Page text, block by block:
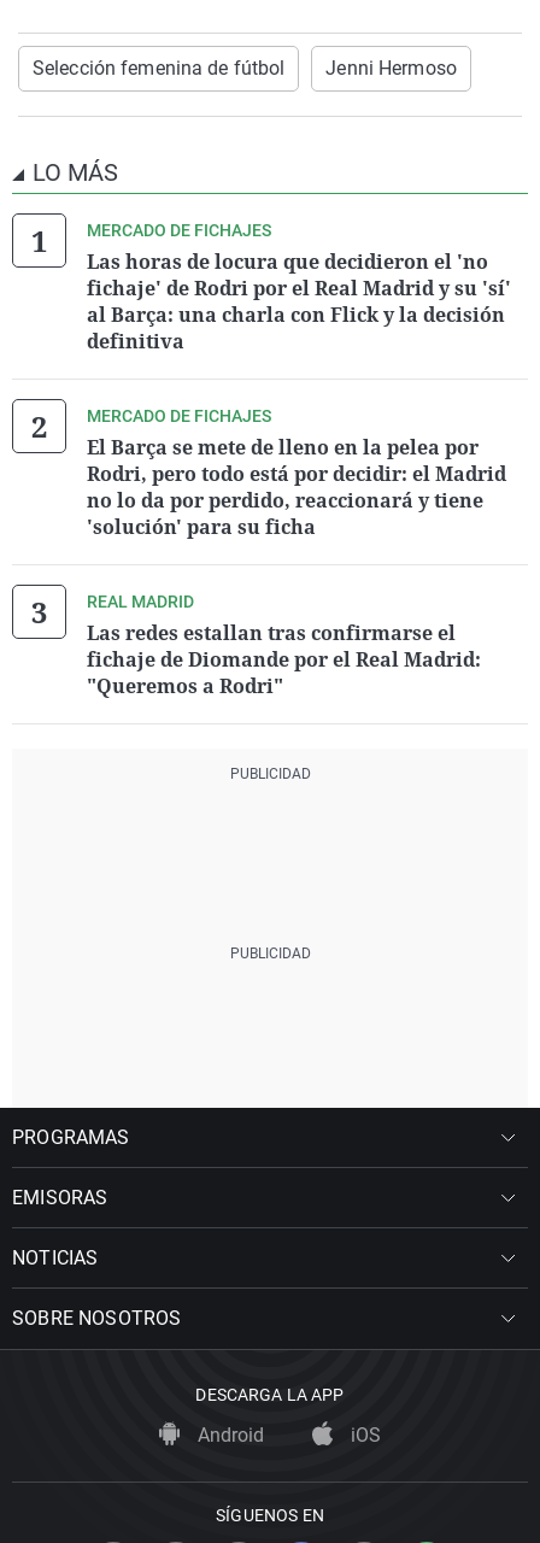
Selección femenina de fútbol Jenni Hermoso
LO MÁS
MERCADO DE FICHAJES
Las horas de locura que decidieron el 'no
fichaje' de Rodri por el Real Madrid y su 'sí'
al Barça: una charla con Flick y la decisión
definitiva
MERCADO DE FICHAJES
El Barça se mete de lleno en la pelea por
Rodri, pero todo está por decidir: el Madrid
no lo da por perdido, reaccionará y tiene
'solución' para su ficha
REAL MADRID
Las redes estallan tras confirmarse el
fichaje de Diomande por el Real Madrid:
"Queremos a Rodri"
PROGRAMAS
EMISORAS
NOTICIAS
SOBRE NOSOTROS
DESCARGA LA APP
Android iOS
SÍGUENOS EN